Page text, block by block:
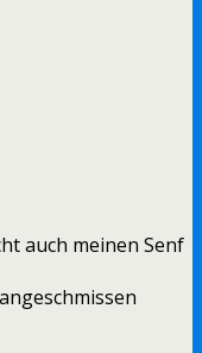
auch meinen Senf